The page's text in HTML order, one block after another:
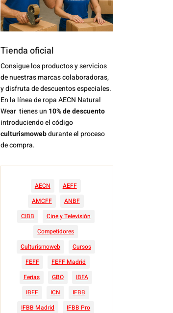
Tienda oficial
Consigue los productos y servicios
de nuestras marcas colaboradoras,
y disfruta de descuentos especiales.
En la línea de ropa AECN Natural
Wear tienes un 10% de descuento
introduciendo el código
culturismowebdurante el proceso
de compra.
AECN
AEFF
AMCFF
ANBF
CIBB
Cine y Televisión
Competidores
Culturismoweb
Cursos
FEFF
FEFF Madrid
Ferias
GBO
IBFA
IBFF
ICN
IFBB
IFBB Madrid
IFBB Pro